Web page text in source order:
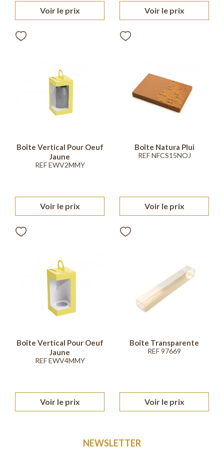
Voir le prix Voir le prix
Boîte Vertical Pour Oeuf
Jaune
REF EWV2MMY
Voir le prix
Boîte Natura Plui
REF NFCS15NOJ
Voir le prix
Boîte Vertical Pour Oeuf
Jaune
REF EWV4MMY
Voir le prix
Boîte Transparente
REF 97669
Voir le prix
NEWSLETTER